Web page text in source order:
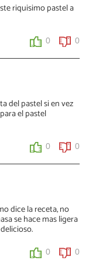
riquisimo pastel a
0 0
del pastel si en vez
el pastel
0 0
dice la receta, no
se hace mas ligera
0 0